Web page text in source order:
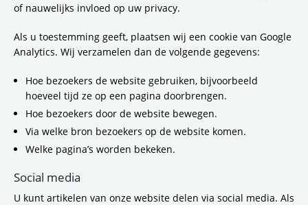
Privacybeleid Vervoerregio
of nauwelijks invloed op uw privacy.
Als u toestemming geeft, plaatsen wij een cookie van Google
Analytics. Wij verzamelen dan de volgende gegevens:
Hoe bezoekers de website gebruiken, bijvoorbeeld
hoeveel tijd ze op een pagina doorbrengen.
Hoe bezoekers door de website bewegen.
Via welke bron bezoekers op de website komen.
Welke pagina’s worden bekeken.
Social media
U kunt artikelen van onze website delen via social media. Als